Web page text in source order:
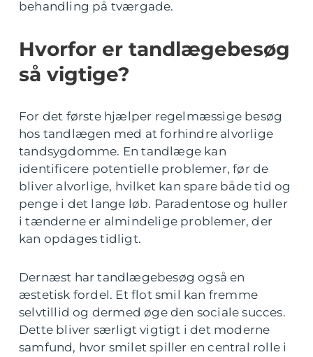
behandling på tværgade.
Hvorfor er tandlægebesøg
så vigtige?
For det første hjælper regelmæssige besøg
hos tandlægen med at forhindre alvorlige
tandsygdomme. En tandlæge kan
identificere potentielle problemer, før de
bliver alvorlige, hvilket kan spare både tid og
penge i det lange løb. Paradentose og huller
i tænderne er almindelige problemer, der
kan opdages tidligt.
Dernæst har tandlægebesøg også en
æstetisk fordel. Et flot smil kan fremme
selvtillid og dermed øge den sociale succes.
Dette bliver særligt vigtigt i det moderne
samfund, hvor smilet spiller en central rolle i